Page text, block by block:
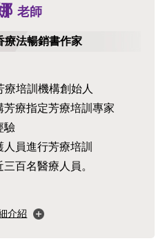
介紹
老師
療法暢銷書作家
療培訓機構創始人
療指定芳療培訓專家
驗
員進行芳療培訓
百名醫療人員。